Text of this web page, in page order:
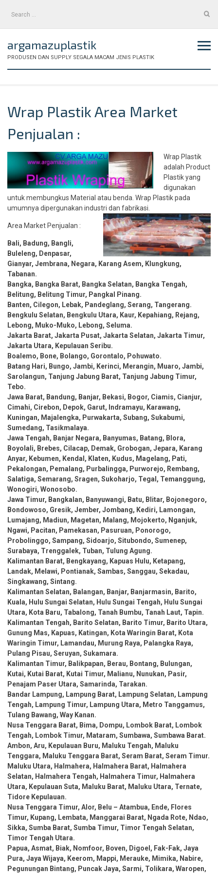
Search
argamazuplastik
PRODUSEN DAN SUPPLY SEGALA MACAM JENIS PLASTIK
Wrap Plastik Area Market
Penjualan :
Wrap Plastik
adalah Product
Plastik yang
digunakan
untuk membungkus Material atau benda. Wrap Plastik pada
umumnya dipergunakan industri dan fabrikasi.
Area Market Penjualan :
Bali, Badung, Bangli,
Buleleng, Denpasar,
Gianyar, Jembrana, Negara, Karang Asem, Klungkung,
Tabanan.
Bangka, Bangka Barat, Bangka Selatan, Bangka Tengah,
Belitung, Belitung Timur, Pangkal Pinang.
Banten, Cilegon, Lebak, Pandeglang, Serang, Tangerang.
Bengkulu Selatan, Bengkulu Utara, Kaur, Kepahiang, Rejang,
Lebong, Muko-Muko, Lebong, Seluma.
Jakarta Barat, Jakarta Pusat, Jakarta Selatan, Jakarta Timur,
Jakarta Utara, Kepulauan Seribu.
Boalemo, Bone, Bolango, Gorontalo, Pohuwato.
Batang Hari, Bungo, Jambi, Kerinci, Merangin, Muaro, Jambi,
Sarolangun, Tanjung Jabung Barat, Tanjung Jabung Timur,
Tebo.
Jawa Barat, Bandung, Banjar, Bekasi, Bogor, Ciamis, Cianjur,
Cimahi, Cirebon, Depok, Garut, Indramayu, Karawang,
Kuningan, Majalengka, Purwakarta, Subang, Sukabumi,
Sumedang, Tasikmalaya.
Jawa Tengah, Banjar Negara, Banyumas, Batang, Blora,
Boyolali, Brebes, Cilacap, Demak, Grobogan, Jepara, Karang
Anyar, Kebumen, Kendal, Klaten, Kudus, Magelang, Pati,
Pekalongan, Pemalang, Purbalingga, Purworejo, Rembang,
Salatiga, Semarang, Sragen, Sukoharjo, Tegal, Temanggung,
Wonogiri, Wonosobo.
Jawa Timur, Bangkalan, Banyuwangi, Batu, Blitar, Bojonegoro,
Bondowoso, Gresik, Jember, Jombang, Kediri, Lamongan,
Lumajang, Madiun, Magetan, Malang, Mojokerto, Nganjuk,
Ngawi, Pacitan, Pamekasan, Pasuruan, Ponorogo,
Probolinggo, Sampang, Sidoarjo, Situbondo, Sumenep,
Surabaya, Trenggalek, Tuban, Tulung Agung.
Kalimantan Barat, Bengkayang, Kapuas Hulu, Ketapang,
Landak, Melawi, Pontianak, Sambas, Sanggau, Sekadau,
Singkawang, Sintang.
Kalimantan Selatan, Balangan, Banjar, Banjarmasin, Barito,
Kuala, Hulu Sungai Selatan, Hulu Sungai Tengah, Hulu Sungai
Utara, Kota Baru, Tabalong, Tanah Bumbu, Tanah Laut, Tapin.
Kalimantan Tengah, Barito Selatan, Barito Timur, Barito Utara,
Gunung Mas, Kapuas, Katingan, Kota Waringin Barat, Kota
Waringin Timur, Lamandau, Murung Raya, Palangka Raya,
Pulang Pisau, Seruyan, Sukamara.
Kalimantan Timur, Balikpapan, Berau, Bontang, Bulungan,
Kutai, Kutai Barat, Kutai Timur, Malianu, Nunukan, Pasir,
Penajam Paser Utara, Samarinda, Tarakan.
Bandar Lampung, Lampung Barat, Lampung Selatan, Lampung
Tengah, Lampung Timur, Lampung Utara, Metro Tanggamus,
Tulang Bawang, Way Kanan.
Nusa Tenggara Barat, Bima, Dompu, Lombok Barat, Lombok
Tengah, Lombok Timur, Mataram, Sumbawa, Sumbawa Barat.
Ambon, Aru, Kepulauan Buru, Maluku Tengah, Maluku
Tenggara, Maluku Tenggara Barat, Seram Barat, Seram Timur.
Maluku Utara, Halmahera, Halmahera Barat, Halmahera
Selatan, Halmahera Tengah, Halmahera Timur, Halmahera
Utara, Kepulauan Suta, Maluku Barat, Maluku Utara, Ternate,
Tidore Kepulauan.
Nusa Tenggara Timur, Alor, Belu – Atambua, Ende, Flores
Timur, Kupang, Lembata, Manggarai Barat, Ngada Rote, Ndao,
Sikka, Sumba Barat, Sumba Timur, Timor Tengah Selatan,
Timor Tengah Utara.
Papua, Asmat, Biak, Nomfoor, Boven, Digoel, Fak-Fak, Jaya
Pura, Jaya Wijaya, Keerom, Mappi, Merauke, Mimika, Nabire,
Pegunungan Bintang, Puncak Jaya, Sarmi, Tolikara, Waropen,